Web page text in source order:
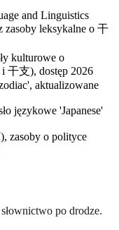
and Linguistics
leksykalne o 干
kulturowe o
干支), dostęp 2026
aktualizowane
językowe 'Japanese'
zasoby o polityce
po drodze.